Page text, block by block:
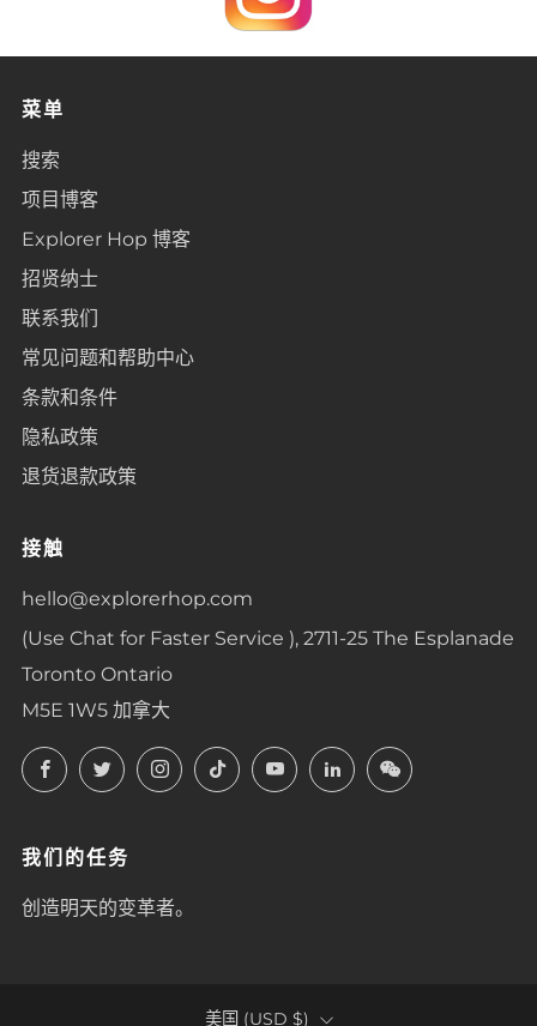
菜单
搜索
项目博客
Explorer Hop 博客
招贤纳士
联系我们
常见问题和帮助中心
条款和条件
隐私政策
退货退款政策
接触
hello@explorerhop.com
(Use Chat for Faster Service ), 2711-25 The Esplanade
Toronto Ontario
M5E 1W5 加拿大
FacebookTwitterInstagram
TikTokYouTubeLinkedInLinkedIn
我们的任务
创造明天的变革者。
美国 (USD $)